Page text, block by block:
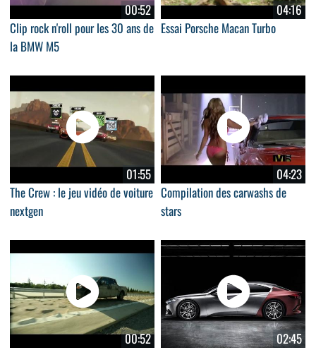
00:52
Clip rock n'roll pour les 30 ans de
la BMW M5
04:16
Essai Porsche Macan Turbo
01:55
The Crew : le jeu vidéo de voiture
nextgen
04:23
Compilation des carwashs de
stars
00:52
02:45